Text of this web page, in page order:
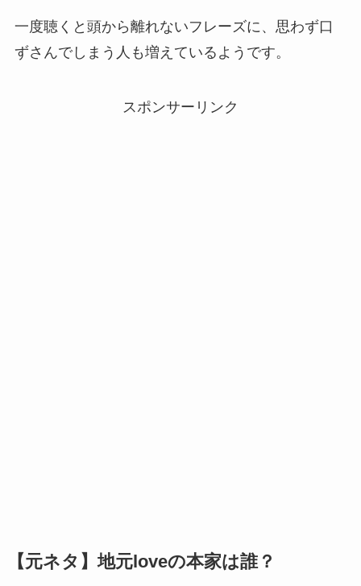
一度聴くと頭から離れないフレーズに、思わず口
ずさんでしまう人も増えているようです。
スポンサーリンク
【元ネタ】地元loveの本家は誰？